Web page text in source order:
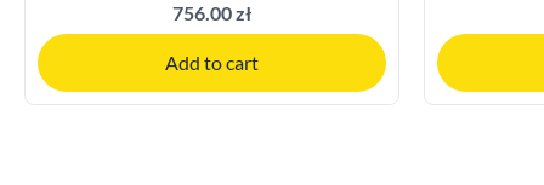
756.00 zł
Add to cart